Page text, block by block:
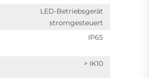
LED-Betriebsgerät
stromgesteuert
IP65
> IK10